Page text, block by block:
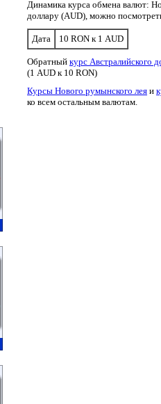
Динамика курса обмена валют:
доллару (AUD), можно
Дата 10 RON к 1 AUD
Обратный курс Австралийского
(1 AUD к 10 RON)
Курсы Нового румынского лея и
ко всем остальным валютам.